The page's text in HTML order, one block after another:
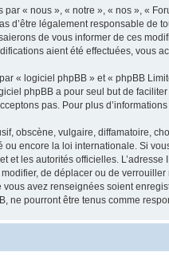
« nous », « notre », « nos », «
d’être légalement responsable
de vous informer de ces
aient été effectuées, vous
« logiciel phpBB » et « phpBB
phpBB a pour seul but de
pas. Pour plus
obscène, vulgaire, diffamatoire,
encore la loi internationale. Si
et les autorités officielles.
de déplacer ou de
avez renseignées soient
ne pourront être tenus comme